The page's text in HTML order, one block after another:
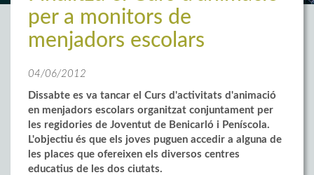
per a monitors de
menjadors escolars
04/06/2012
Dissabte es va tancar el Curs d'activitats d'animació
en menjadors escolars organitzat conjuntament per
les regidories de Joventut de Benicarló i Peníscola.
L'objectiu és que els joves puguen accedir a alguna de
les places que ofereixen els diversos centres
educatius de les dos ciutats.